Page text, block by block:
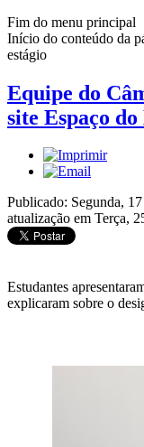
Fim do menu principal
Início do conteúdo da
estágio
Equipe do
site Espaço
Publicado: Segunda,
atualização em Terça,
Estudantes
explicaram sobre o